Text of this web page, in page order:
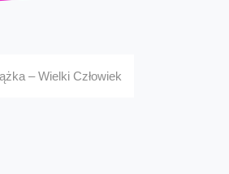
– Wielki Człowiek